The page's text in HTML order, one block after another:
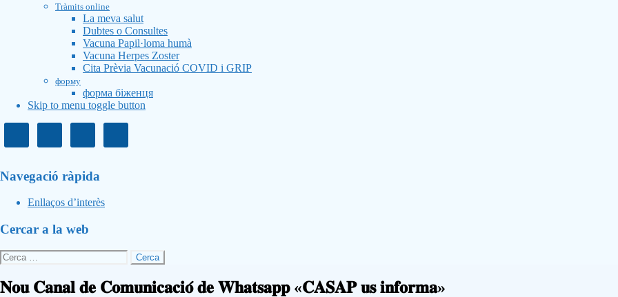
Tràmits online
La meva salut
Dubtes o Consultes
Vacuna Papil·loma humà
Vacuna Herpes Zoster
Cita Prèvia Vacunació COVID i GRIP
форму
форма біженця
Skip to menu toggle button
info
sidebar
Navegació ràpida
Enllaços d’interès
Cercar a la web
Cerca:
𝐍𝐨𝐮 𝐂𝐚𝐧𝐚𝐥 𝐝𝐞 𝐂𝐨𝐦𝐮𝐧𝐢𝐜𝐚𝐜𝐢𝐨́ 𝐝𝐞 𝐖𝐡𝐚𝐭𝐬𝐚𝐩𝐩 «𝐂𝐀𝐒𝐀𝐏 𝐮𝐬 𝐢𝐧𝐟𝐨𝐫𝐦𝐚»